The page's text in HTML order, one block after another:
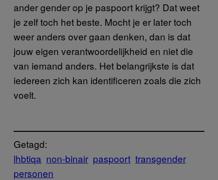
ander gender op je paspoort krijgt? Dat weet
je zelf toch het beste. Mocht je er later toch
weer anders over gaan denken, dan is dat
jouw eigen verantwoordelijkheid en niet die
van iemand anders. Het belangrijkste is dat
iedereen zich kan identificeren zoals die zich
voelt.
Getagd:
lhbtiqa non-binair paspoort transgender
personen